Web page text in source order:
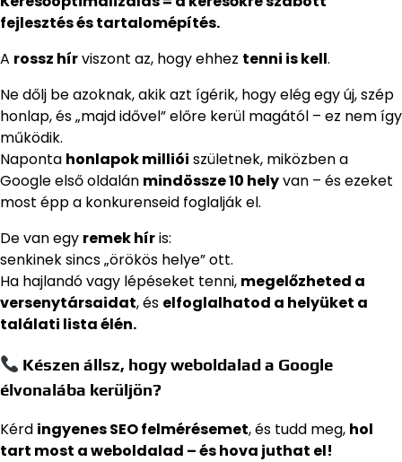
fejlesztés és tartalomépítés.
A rossz hírviszont az, hogy ehhez tenni is kell.
Ne dőlj be azoknak, akik azt ígérik, hogy elég egy új, szép
honlap, és „majd idővel” előre kerül magától – ez nem így
működik.
Naponta honlapok milliói születnek, miközben a
Google első oldalán mindössze 10 helyvan – és ezeket
most épp a konkurenseid foglalják el.
De van egy remek híris:
senkinek sincs „örökös helye” ott.
Ha hajlandó vagy lépéseket tenni, megelőzheted a
versenytársaidat, és elfoglalhatod a helyüket a
találati lista élén.
Készen állsz, hogy weboldalad a Google
élvonalába kerüljön?
Kérd ingyenes SEO felmérésemet, és tudd meg, hol
tart most a weboldalad – és hova juthat el!